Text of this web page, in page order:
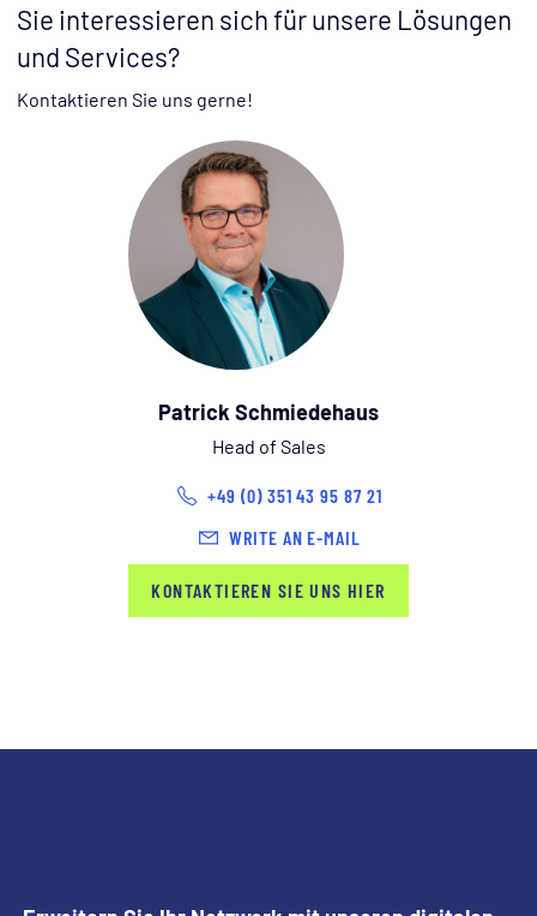
Sie interessieren sich für unsere Lösungen
und Services?
Kontaktieren Sie uns gerne!
Patrick Schmiedehaus
Head of Sales
+49 (0) 351 43 95 87 21
WRITE AN E-MAIL
KONTAKTIEREN SIE UNS HIER